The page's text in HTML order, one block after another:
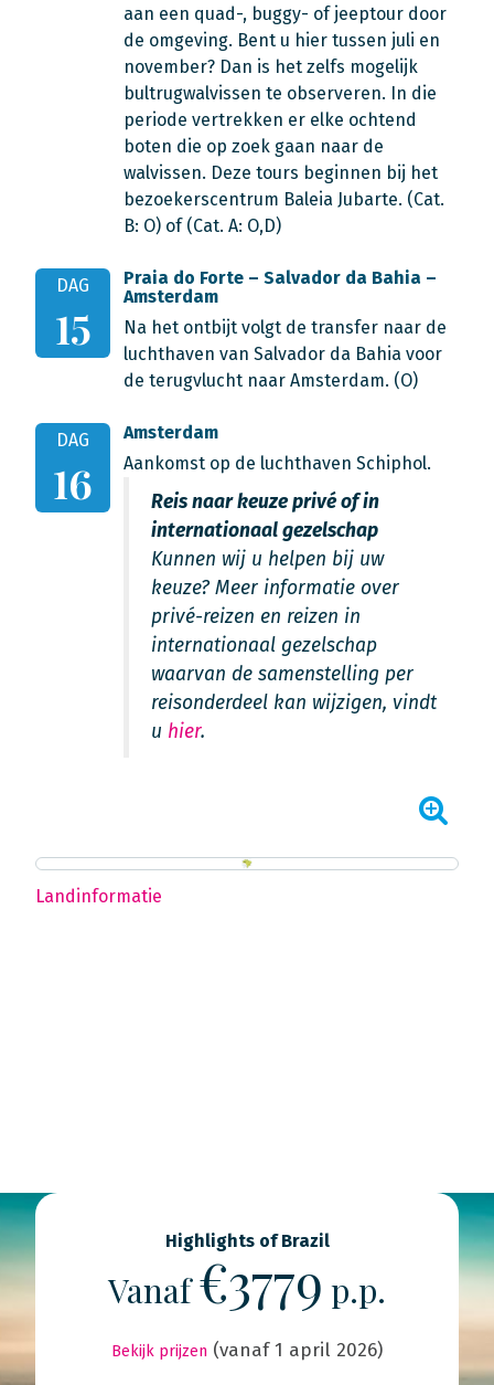
aan een quad-, buggy- of jeeptour door
de omgeving. Bent u hier tussen juli en
november? Dan is het zelfs mogelijk
bultrugwalvissen te observeren. In die
periode vertrekken er elke ochtend
boten die op zoek gaan naar de
walvissen. Deze tours beginnen bij het
bezoekerscentrum Baleia Jubarte. (Cat.
B: O) of (Cat. A: O,D)
DAG
15
Praia do Forte – Salvador da Bahia –
Amsterdam
Na het ontbijt volgt de transfer naar de
luchthaven van Salvador da Bahia voor
de terugvlucht naar Amsterdam. (O)
DAG
16
Amsterdam
Aankomst op de luchthaven Schiphol.
Reis naar keuze privé of in
internationaal gezelschap
Kunnen wij u helpen bij uw
keuze? Meer informatie over
privé-reizen en reizen in
internationaal gezelschap
waarvan de samenstelling per
reisonderdeel kan wijzigen, vindt
u hier.
Landinformatie
Highlights of Brazil
Vanaf€3779 p.p.
Bekijk prijzen (vanaf 1 april 2026)